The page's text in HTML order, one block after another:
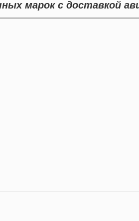
марок с доставкой